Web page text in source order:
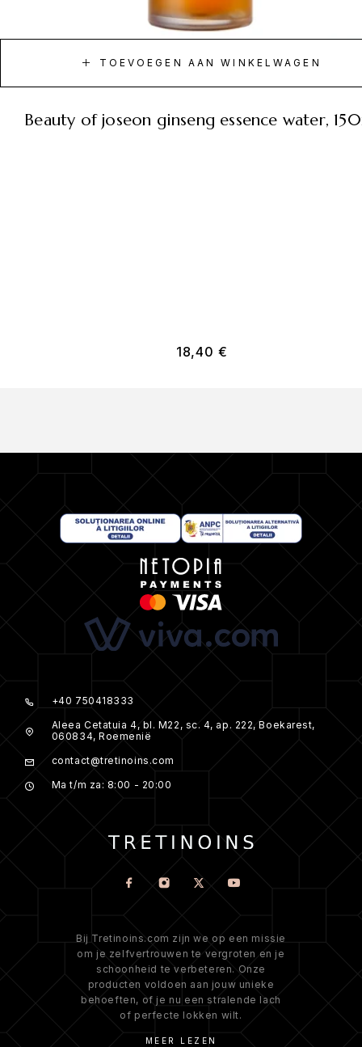
TOEVOEGEN AAN WINKELWAGEN
beauty of joseon ginseng essence water,
18,40 €
+40 750418333
Aleea Cetatuia 4, bl. M22, sc. 4, ap. 222, Boekarest,
060834, Roemenië
contact@tretinoins.com
Ma t/m za: 8:00 - 20:00
Bij Tretinoins.com zijn we op een missie
om je zelfvertrouwen te vergroten en je
schoonheid te verbeteren. Onze
producten voldoen aan jouw unieke
behoeften, of je nu een stralende lach
of perfecte lokken wilt.
MEER LEZEN